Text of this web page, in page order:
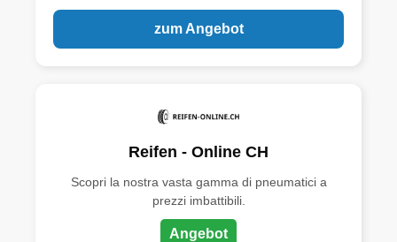
zum Angebot
Reifen - Online CH
Scopri la nostra vasta gamma di pneumatici a
prezzi imbattibili.
Angebot